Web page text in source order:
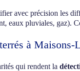
avec précision les
eaux pluviales, gaz).
à Maisons-
qui rendent la